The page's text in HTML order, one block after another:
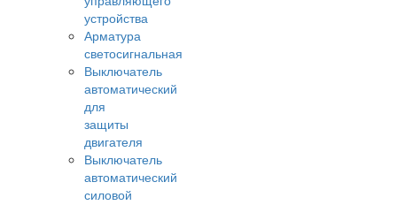
устройства
Арматура
светосигнальная
Выключатель
автоматический
для
защиты
двигателя
Выключатель
автоматический
силовой